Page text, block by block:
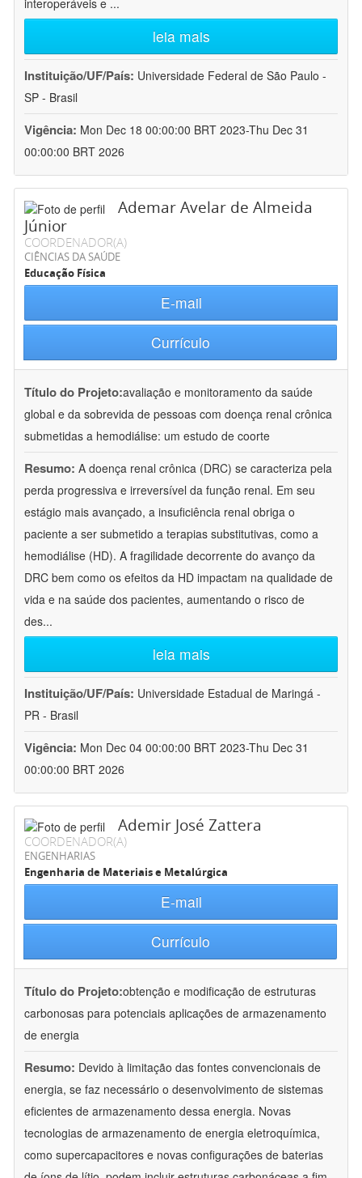
interoperáveis e ...
leia mais
Instituição/UF/País: Universidade Federal de São Paulo -
SP - Brasil
Vigência: Mon Dec 18 00:00:00 BRT 2023-Thu Dec 31
00:00:00 BRT 2026
Ademar Avelar de Almeida
Júnior
COORDENADOR(A)
CIÊNCIAS DA SAÚDE
Educação Física
E-mail
Currículo
Título do Projeto:avaliação e monitoramento da saúde
global e da sobrevida de pessoas com doença renal crônica
submetidas a hemodiálise: um estudo de coorte
Resumo: A doença renal crônica (DRC) se caracteriza pela
perda progressiva e irreversível da função renal. Em seu
estágio mais avançado, a insuficiência renal obriga o
paciente a ser submetido a terapias substitutivas, como a
hemodiálise (HD). A fragilidade decorrente do avanço da
DRC bem como os efeitos da HD impactam na qualidade de
vida e na saúde dos pacientes, aumentando o risco de
des...
leia mais
Instituição/UF/País: Universidade Estadual de Maringá -
PR - Brasil
Vigência: Mon Dec 04 00:00:00 BRT 2023-Thu Dec 31
00:00:00 BRT 2026
Ademir José Zattera
COORDENADOR(A)
ENGENHARIAS
Engenharia de Materiais e Metalúrgica
E-mail
Currículo
Título do Projeto:obtenção e modificação de estruturas
carbonosas para potenciais aplicações de armazenamento
de energia
Resumo: Devido à limitação das fontes convencionais de
energia, se faz necessário o desenvolvimento de sistemas
eficientes de armazenamento dessa energia. Novas
tecnologias de armazenamento de energia eletroquímica,
como supercapacitores e novas configurações de baterias